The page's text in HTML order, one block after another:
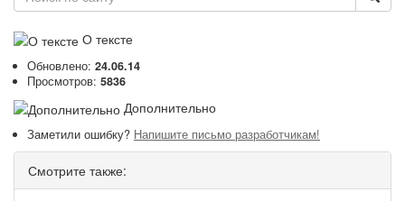
О тексте
Обновлено: 24.06.14
Просмотров: 5836
Дополнительно
Заметили ошибку? Напишите письмо разработчикам!
Смотрите также: